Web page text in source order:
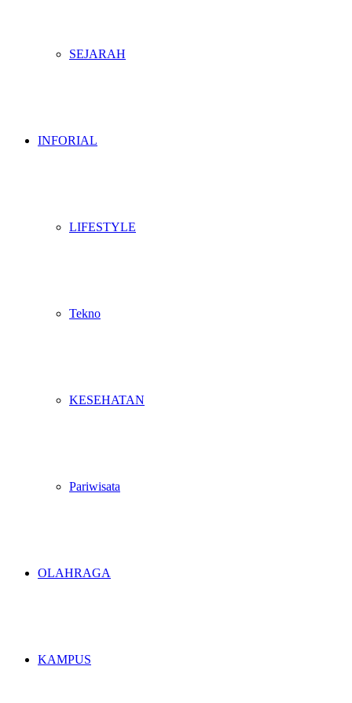
SEJARAH
INFORIAL
LIFESTYLE
Tekno
KESEHATAN
Pariwisata
OLAHRAGA
KAMPUS